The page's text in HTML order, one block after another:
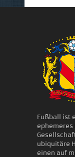
Fußball ist
ephemeres
ubiquitäre
einen auf